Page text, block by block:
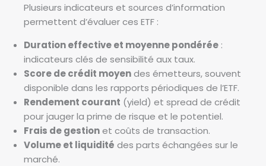
Plusieurs indicateurs et sources d’information
permettent d’évaluer ces ETF :
Duration effective et moyenne pondérée :
indicateurs clés de sensibilité aux taux.
Score de crédit moyendes émetteurs, souvent
disponible dans les rapports périodiques de l’ETF.
Rendement courant (yield) et spread de crédit
pour jauger la prime de risque et le potentiel.
Frais de gestionet coûts de transaction.
Volume et liquidité des parts échangées sur le
marché.